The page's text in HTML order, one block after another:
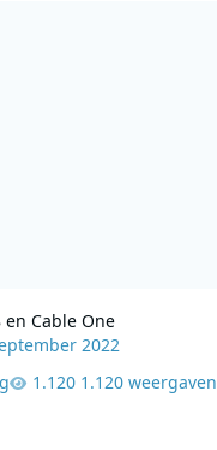
Cable One
2022
1.120 weergaven